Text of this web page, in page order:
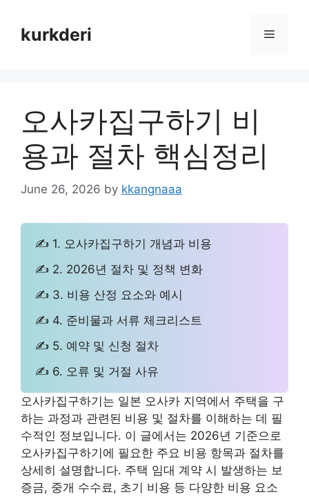
contentkurkderi Menu
오사카집구하기 비
용과 절차 핵심정리
June 26, 2026 by kkangnaaa
✍ 1. 오사카집구하기 개념과 비용
✍ 2. 2026년 절차 및 정책 변화
✍ 3. 비용 산정 요소와 예시
✍ 4. 준비물과 서류 체크리스트
✍ 5. 예약 및 신청 절차
✍ 6. 오류 및 거절 사유
오사카집구하기는 일본 오사카 지역에서 주택을 구
하는 과정과 관련된 비용 및 절차를 이해하는 데 필
수적인 정보입니다. 이 글에서는 2026년 기준으로
오사카집구하기에 필요한 주요 비용 항목과 절차를
상세히 설명합니다. 주택 임대 계약 시 발생하는 보
증금, 중개 수수료, 초기 비용 등 다양한 비용 요소